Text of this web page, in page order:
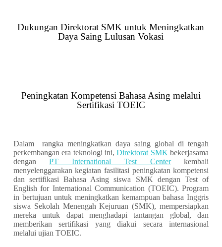
Dukungan Direktorat SMK untuk Meningkatkan
Daya Saing Lulusan Vokasi
Peningkatan Kompetensi Bahasa Asing melalui
Sertifikasi TOEIC
Dalam rangka meningkatkan daya saing global di tengah
perkembangan era teknologi ini,Direktorat SMK bekerjasama
denganPT International Test Centerkembali
menyelenggarakan kegiatan fasilitasi peningkatan kompetensi
dan sertifikasi Bahasa Asing siswa SMK dengan Test of
English for International Communication (TOEIC). Program
in bertujuan untuk meningkatkan kemampuan bahasa Inggris
siswa Sekolah Menengah Kejuruan (SMK), mempersiapkan
mereka untuk dapat menghadapi tantangan global, dan
memberikan sertifikasi yang diakui secara internasional
melalui ujian TOEIC.